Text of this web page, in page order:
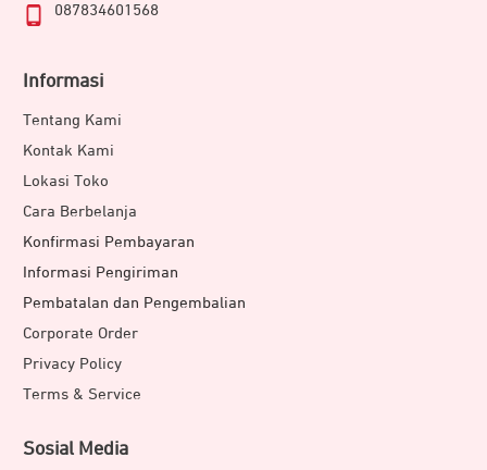
087834601568
Informasi
Tentang Kami
Kontak Kami
Lokasi Toko
Cara Berbelanja
Konfirmasi Pembayaran
Informasi Pengiriman
Pembatalan dan Pengembalian
Corporate Order
Privacy Policy
Terms & Service
Sosial Media